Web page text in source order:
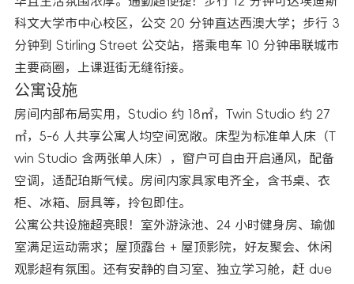
科文大学市中心校区，公交 20 分钟直达西澳大学；步行 3
分钟到 Stirling Street 公交站，搭乘电车 10 分钟串联城市
主要商圈，上课逛街无缝衔接。
公寓设施
房间内部布局实用，Studio 约 18㎡，Twin Studio 约 27
㎡，5-6 人共享公寓人均空间宽敞。床型为标准单人床（T
win Studio 含两张单人床），窗户可自由开启通风，配备
空调，适配珀斯气候。房间内家具家电齐全，含书桌、衣
柜、冰箱、厨具等，拎包即住。
公寓公共设施超亮眼！室外游泳池、24 小时健身房、瑜伽
室满足运动需求；屋顶露台 + 屋顶影院，好友聚会、休闲
观影超有氛围。还有安静的自习室、独立学习舱，赶 due